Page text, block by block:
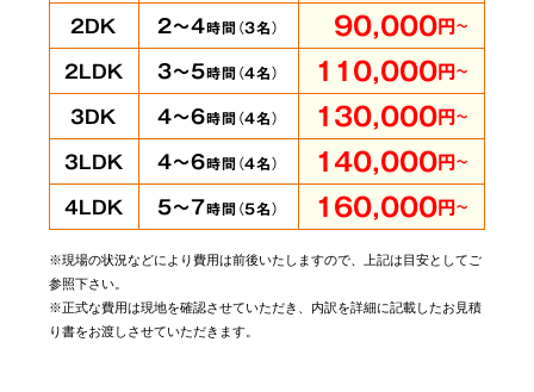
即時に
対応可能
当社では個人・法人のお客様に関わらずあらゆ
るご依頼にお応えしております。管理されてい
る賃貸物件やホテルでの事件事故による特殊殊
2DK 2～4時間（3名） 90,000円～
2LDK 3～5時間（4名） 110,000円～
3DK 4～6時間（4名） 130,000円～
3LDK 4～6時間（4名） 140,000円～
4LDK 5～7時間（5名） 160,000円～
※現場の状況などにより費用は前後いたしますので、上記は目安としてご
参照下さい。
※正式な費用は現地を確認させていただき、内訳を詳細に記載したお見積
り書をお渡しさせていただきます。